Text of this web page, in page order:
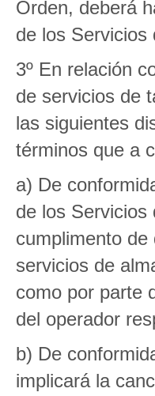
Orden, deberá
de los Servicios
3º En relación
de servicios de
las siguientes
términos que a
a) De
de los Servicios
cumplimento
servicios de
como por parte
del operador
b) De
implicará la